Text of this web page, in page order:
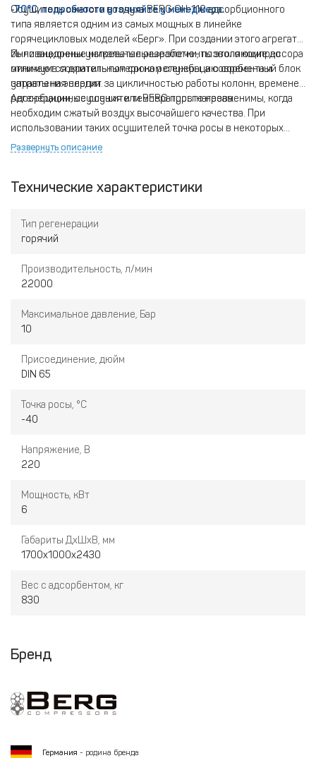
-70°С, подробности уточняйте у менеджера.
Осушитель сжатого воздуха BERG ОН-110 адсорбционного
типа является одним из самых мощных в линейке
горячецикловых моделей «Берг». При создании этого агрегата
были внедрены уникальные разработки, позволяющие до
минимума сократить потери на регенерацию сорбента и
затраты на энергии.
Инновационные нагревательные элементы этого компрессора
отличаются длительным сроком службы, а современный блок
управления следит за цикличностью работы колонн, временем
регенерации, осушения и температуры нагрева.
Адсорбционные осушители BERG просто незаменимы, когда
необходим сжатый воздух высочайшего качества. При
использовании таких осушителей точка росы в некоторых
случаях может достигать минус семидесяти градусов
Развернуть описание
Технические характеристики
Тип регенерации
горячий
Производительность, л/мин
22000
Максимальное давление, Бар
10
Присоединение, дюйм
DIN 65
Точка росы, °С
-40
Напряжение, В
220
Мощность, кВт
6
Габариты ДхШхВ, мм
1700х1000х2430
Вес с адсорбентом, кг
830
Бренд
Германия - родина бренда